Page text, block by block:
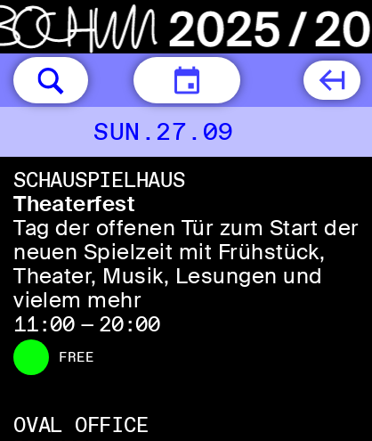
TODAY
SUN.27.09
SCHAUSPIELHAUS
Theaterfest
Tag der offenen Tür zum Start der
neuen Spielzeit mit Frühstück,
Theater, Musik, Lesungen und
vielem mehr
11:00 — 20:00
FREE
OVAL OFFICE